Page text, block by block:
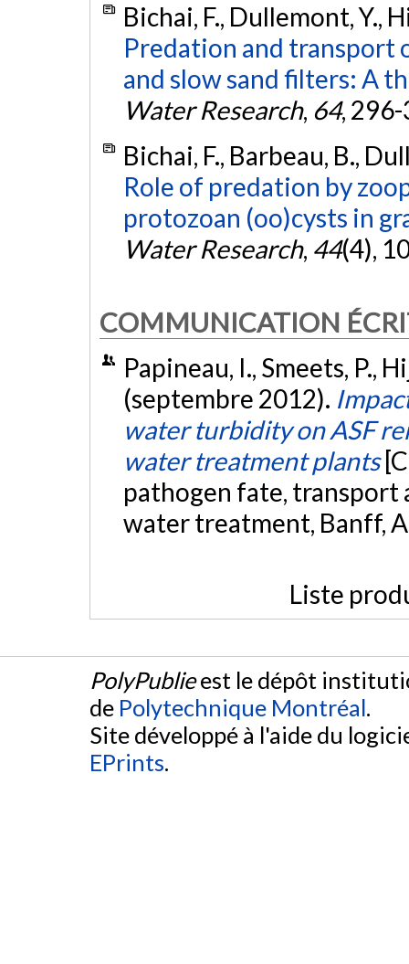
Bichai, F., Dullemont, Y.,
Predation and transport
and slow sand filters: A
Water Research, 64,
Bichai, F., Barbeau, B.,
Role of predation by
protozoan (oo)cysts in
Water Research, 44(4),
COMMUNICATION
Papineau, I., Smeets, P.,
(septembre 2012).
water turbidity on ASF
water treatment plants
pathogen fate, transport
water treatment, Banff,
Liste
PolyPublieest le dépôt
de Polytechnique Montréal.
Site développé à l'aide du
EPrints.